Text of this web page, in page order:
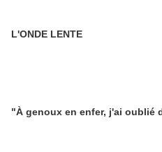
L'ONDE LENTE
"À genoux en enfer, j'ai oublié